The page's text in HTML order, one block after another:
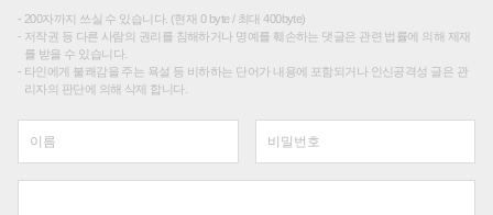
200자까지 쓰실 수 있습니다. (현재 0 byte / 최대 400byte)
저작권 등 다른 사람의 권리를 침해하거나 명예를 훼손하는 댓글은 관련 법률에 의해 제재
를 받을 수 있습니다.
타인에게 불쾌감을 주는 욕설 등 비하하는 단어가 내용에 포함되거나 인신공격성 글은 관
리자의 판단에 의해 삭제 합니다.